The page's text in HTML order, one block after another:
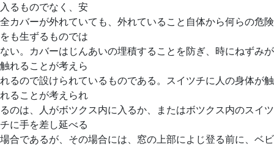
入るものでなく、安
全カバーが外れていても、外れていること自体から何らの危険
をも生ずるものでは
ない。カバーはじんあいの埋積することを防ぎ、時にねずみが
触れることが考えら
れるので設けられているものである。スイツチに人の身体が触
れることが考えられ
るのは、人がボツクス内に入るか、またはボツクス内のスイツ
チに手を差し延べる
場合であるが、その場合には、窓の上部によじ登る前に、ベビ